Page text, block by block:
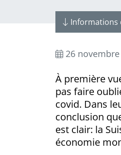
Informations
26
À première
pas faire
covid. Dans
conclusion
est clair: la
économie